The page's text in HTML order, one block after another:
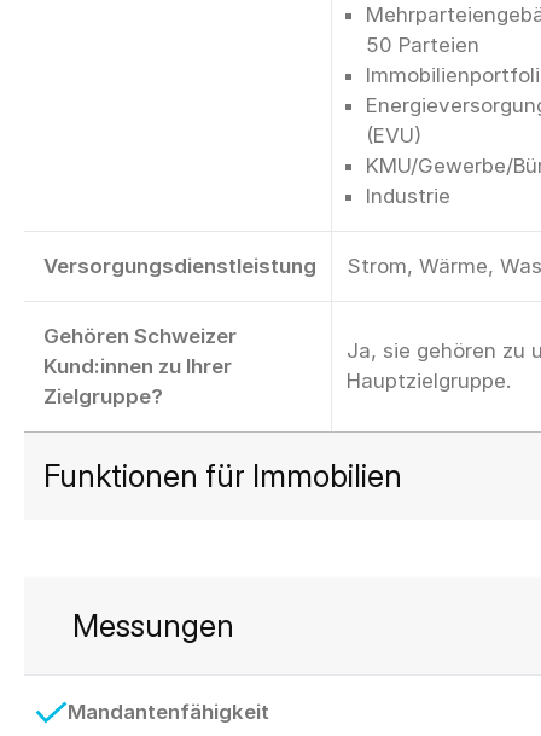
50 Parteien
(EVU)
KMU/Gewerbe/
Industrie
Versorgungsdienstleistung Strom, Wärme,
Gehören Schweizer
Kund:innen zu Ihrer
Zielgruppe?
Ja, sie gehören zu
Hauptzielgruppe.
Funktionen für Immobilien
Messungen
Mandantenfähigkeit